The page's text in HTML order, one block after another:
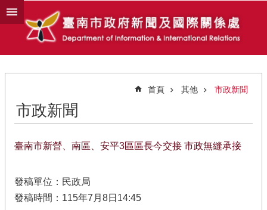
跳到主要內容區塊
首頁 其他 市政新聞
市政新聞
臺南市新營、南區、安平3區區長今交接 市政無縫承接
發稿單位：民政局
發稿時間：115年7月8日14:45